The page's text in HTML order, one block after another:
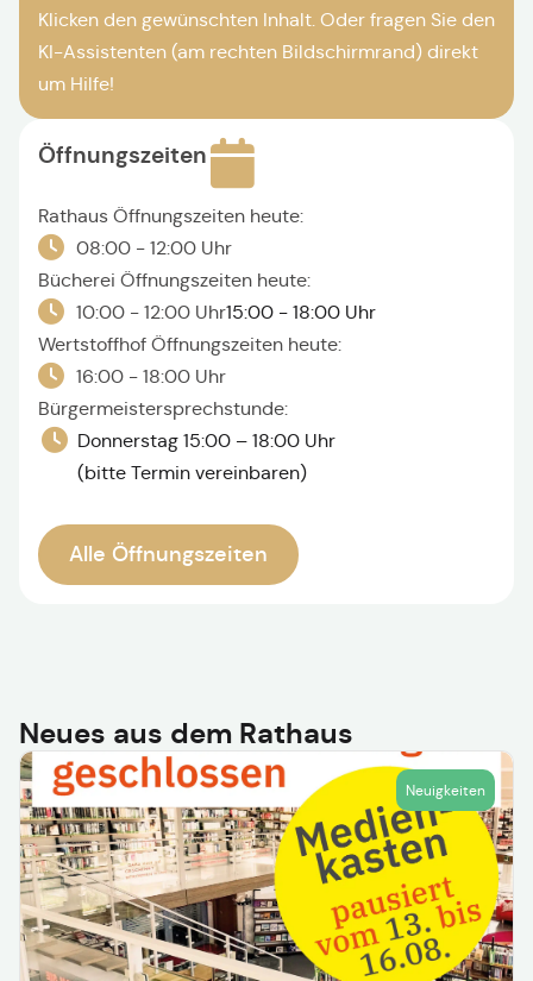
Klicken den gewünschten Inhalt. Oder fragen Sie den
KI-Assistenten (am rechten Bildschirmrand) direkt
um Hilfe!
Öffnungszeiten
Rathaus Öffnungszeiten heute:
08:00 - 12:00 Uhr
Bücherei Öffnungszeiten heute:
10:00 - 12:00 Uhr15:00 - 18:00 Uhr
Wertstoffhof Öffnungszeiten heute:
16:00 - 18:00 Uhr
Bürgermeistersprechstunde:
Donnerstag 15:00 – 18:00 Uhr
(bitte Termin vereinbaren)
Alle Öffnungszeiten
Neues aus dem Rathaus
Neuigkeiten